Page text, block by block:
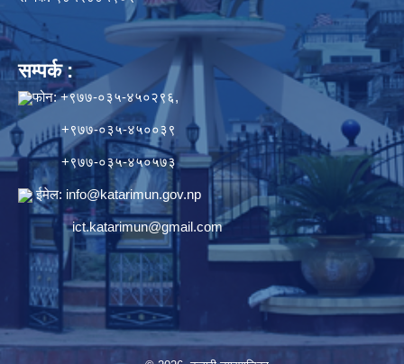
सम्पर्क :
फोन: +९७७-०३५-४५०२९६,
+९७७-०३५-४५००३९
+९७७-०३५-४५०५७३
ईमेल: info@katarimun.gov.np
ict.katarimun@gmail.com